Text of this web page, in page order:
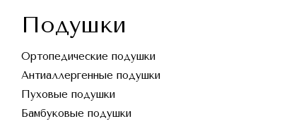
Подушки
Ортопедические подушки
Антиаллергенные подушки
Пуховые подушки
Бамбуковые подушки